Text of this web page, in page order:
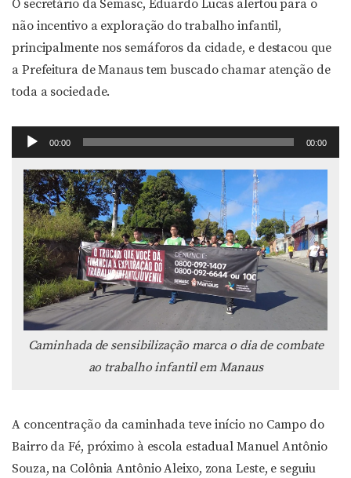
O secretário da Semasc, Eduardo Lucas alertou para o
não incentivo a exploração do trabalho infantil,
principalmente nos semáforos da cidade, e destacou que
a Prefeitura de Manaus tem buscado chamar atenção de
toda a sociedade.
Tocador
de
áudio
00:00 00:00
Caminhada de sensibilização marca o dia de combate
ao trabalho infantil em Manaus
A concentração da caminhada teve início no Campo do
Bairro da Fé, próximo à escola estadual Manuel Antônio
Souza, na Colônia Antônio Aleixo, zona Leste, e seguiu